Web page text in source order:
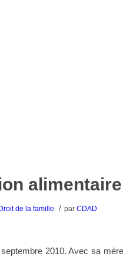
alimentaire
Droit de la famille / par CDAD
2010. Avec sa